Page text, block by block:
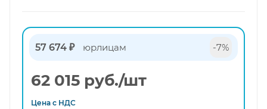
57 674 ₽ юрлицам -7%
62 015 руб./шт
Цена с НДС